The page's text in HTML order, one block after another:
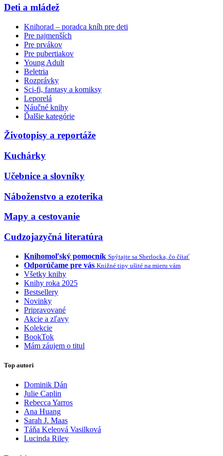
Deti a mládež
Knihorad – poradca kníh pre deti
Pre najmenších
Pre prvákov
Pre pubertiakov
Young Adult
Beletria
Rozprávky
Sci-fi, fantasy a komiksy
Leporelá
Náučné knihy
Ďalšie kategórie
Životopisy a reportáže
Kuchárky
Učebnice a slovníky
Náboženstvo a ezoterika
Mapy a cestovanie
Cudzojazyčná literatúra
Knihomoľský pomocník Spýtajte sa Sherlocka, čo čítať
Odporúčame pre vás Knižné tipy ušité na mieru vám
Všetky knihy
Knihy roka 2025
Bestsellery
Novinky
Pripravované
Akcie a zľavy
Kolekcie
BookTok
Mám záujem o titul
Top autori
Dominik Dán
Julie Caplin
Rebecca Yarros
Ana Huang
Sarah J. Maas
Táňa Keleová Vasilková
Lucinda Riley